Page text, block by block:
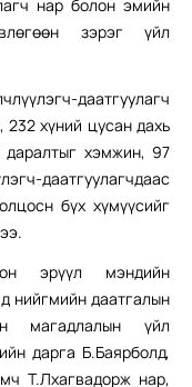
нар болон эмийн
зэрэг үйл
даатгуулагч
хүний цусан дахь
даралтыг хэмжин, 97
даатгуулагчдаас
бүх хүмүүсийг
эрүүл мэндийн
нийгмийн даатгалын
магадлалын үйл
дарга Б.Баярболд,
Т.Лхагвадорж нар,